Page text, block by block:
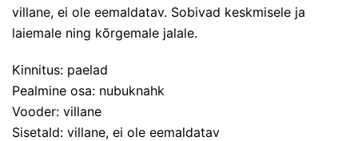
villane, ei ole eemaldatav. Sobivad keskmisele ja
laiemale ning kõrgemale jalale.
Kinnitus: paelad
Pealmine osa: nubuknahk
Vooder: villane
Sisetald: villane, ei ole eemaldatav